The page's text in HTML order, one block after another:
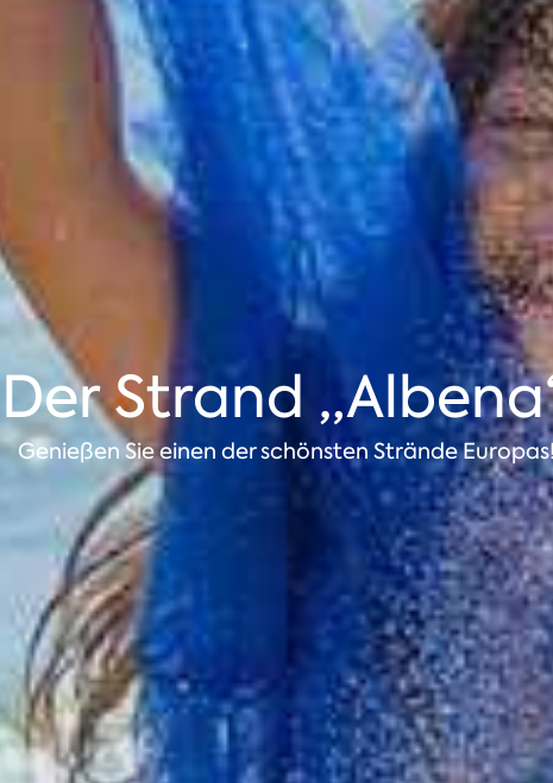
Der Strand
Genießen Sie einen der schönsten Strände